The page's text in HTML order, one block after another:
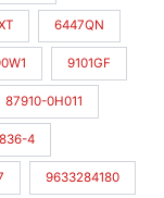
6447QN
9101GF
87910-0H011
4
9633284180